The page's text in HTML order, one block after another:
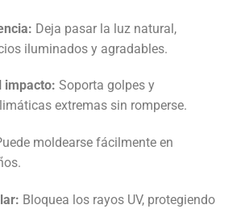
Deja pasar la luz natural,
iluminados y agradables.
impacto: Soporta golpes y
extremas sin romperse.
moldearse fácilmente en
Bloquea los rayos UV, protegiendo